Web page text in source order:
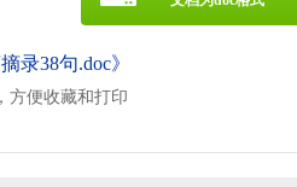
录38句.doc》
方便收藏和打印